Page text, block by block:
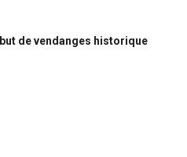
de vendanges historique